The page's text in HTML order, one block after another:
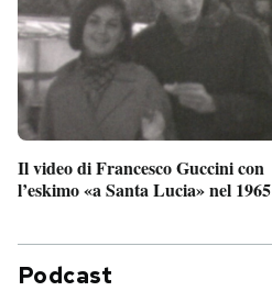
Il video di Francesco Guccini con
l’eskimo «a Santa Lucia» nel 1965
Podcast